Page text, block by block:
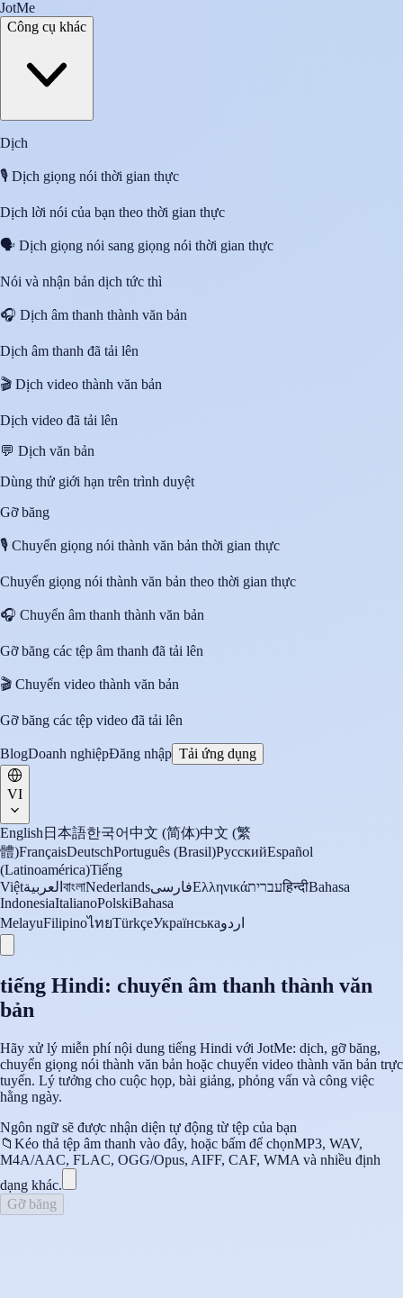
JotMe
Công cụ khác
Dịch
🎙️ Dịch giọng nói thời gian thực
Dịch lời nói của bạn theo thời gian thực
🗣️ Dịch giọng nói sang giọng nói thời gian thực
Nói và nhận bản dịch tức thì
🎧 Dịch âm thanh thành văn bản
Dịch âm thanh đã tải lên
🎬 Dịch video thành văn bản
Dịch video đã tải lên
💬 Dịch văn bản
Dùng thử giới hạn trên trình duyệt
Gỡ băng
🎙️ Chuyển giọng nói thành văn bản thời gian thực
Chuyển giọng nói thành văn bản theo thời gian thực
🎧 Chuyển âm thanh thành văn bản
Gỡ băng các tệp âm thanh đã tải lên
🎬 Chuyển video thành văn bản
Gỡ băng các tệp video đã tải lên
BlogDoanh nghiệpĐăng nhập Tải ứng dụng
VI
English 日本語한국어中文 (简体)中文 (繁
體)FrançaisDeutschPortuguês (Brasil)РусскийEspañol
(Latinoamérica)Tiếng
Việtالعربية বাংলাNederlandsفارسیΕλληνικάעבריתहिन्दीBahasa
IndonesiaItalianoPolskiBahasa
MelayuFilipinoไทยTürkçeУкраїнськаاردو
tiếng Hindi: chuyển âm thanh thành văn
bản
Hãy xử lý miễn phí nội dung tiếng Hindi với JotMe: dịch, gỡ băng,
chuyển giọng nói thành văn bản hoặc chuyển video thành văn bản trực
tuyến. Lý tưởng cho cuộc họp, bài giảng, phỏng vấn và công việc
hằng ngày.
Ngôn ngữ sẽ được nhận diện tự động từ tệp của bạn
📁 Kéo thả tệp âm thanh vào đây, hoặc bấm để chọnMP3, WAV,
M4A/AAC, FLAC, OGG/Opus, AIFF, CAF, WMA và nhiều định
dạng khác.
Gỡ băng